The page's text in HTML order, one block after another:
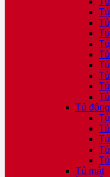
Tủ đông
Tủ mát